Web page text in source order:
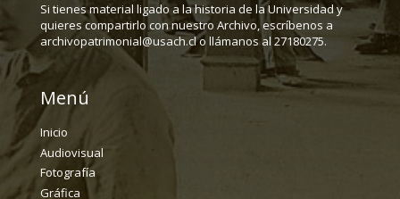
Si tienes material ligado a la historia de la Universidad y
quieres compartirlo con nuestro Archivo, escríbenos a
archivopatrimonial@usach.cl o llámanos al 27180275.
Menú
Inicio
Audiovisual
Fotografía
Gráfica